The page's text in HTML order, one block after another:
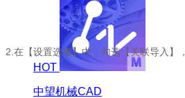
HOT
中望机械CAD
2.在【设置选项】中，勾选【关联导入】